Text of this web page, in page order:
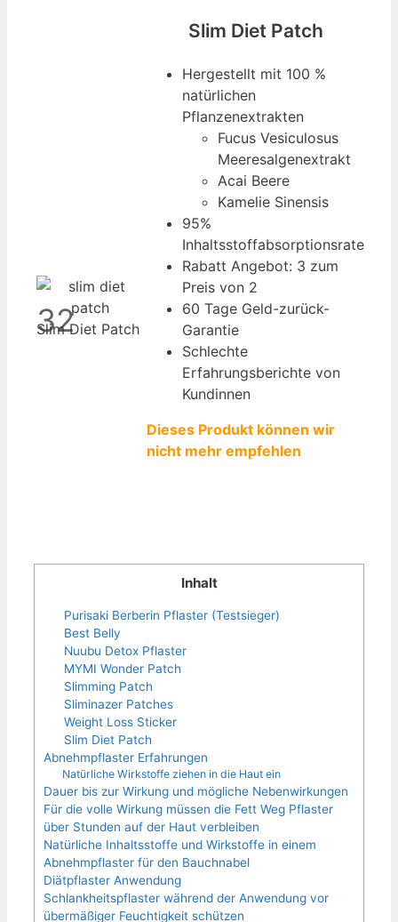
32
Slim Diet Patch
Slim Diet Patch
Hergestellt mit 100 %
natürlichen
Pflanzenextrakten
Fucus Vesiculosus
Meeresalgenextrakt
Acai Beere
Kamelie Sinensis
95%
Inhaltsstoffabsorptionsrate
Rabatt Angebot: 3 zum
Preis von 2
60 Tage Geld-zurück-
Garantie
Schlechte
Erfahrungsberichte von
Kundinnen
Dieses Produkt können wir
nicht mehr empfehlen
Inhalt
Purisaki Berberin Pflaster (Testsieger)
Best Belly
Nuubu Detox Pflaster
MYMI Wonder Patch
Slimming Patch
Sliminazer Patches
Weight Loss Sticker
Slim Diet Patch
Abnehmpflaster Erfahrungen
Natürliche Wirkstoffe ziehen in die Haut ein
Dauer bis zur Wirkung und mögliche Nebenwirkungen
Für die volle Wirkung müssen die Fett Weg Pflaster
über Stunden auf der Haut verbleiben
Natürliche Inhaltsstoffe und Wirkstoffe in einem
Abnehmpflaster für den Bauchnabel
Diätpflaster Anwendung
Schlankheitspflaster während der Anwendung vor
übermäßiger Feuchtigkeit schützen